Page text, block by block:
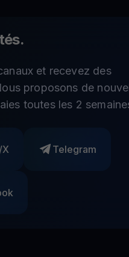
et recevez des
proposons de
toutes les 2
Telegram